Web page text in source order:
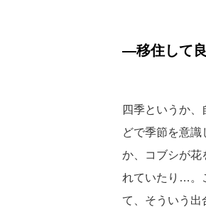
—移住して良
四季というか
どで季節を意
か、コブシが花
れていたり…。
て、そういう出